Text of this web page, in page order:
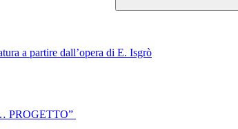
a partire dall’opera di E. Isgrò
PROGETTO”